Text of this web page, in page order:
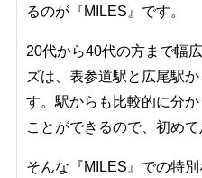
るのが『MILES』です。
20代から40代の方まで幅
ズは、表参道駅と広尾駅
す。駅からも比較的に分
ことができるので、初め
そんな『MILES』での特